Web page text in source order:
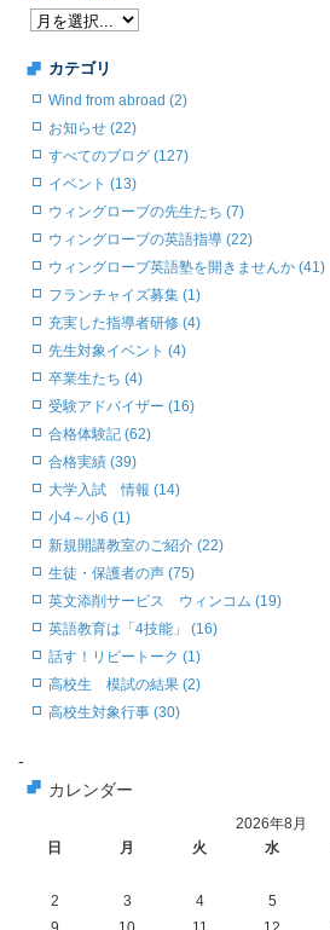
カテゴリ
Wind from abroad (2)
お知らせ (22)
すべてのブログ (127)
イベント (13)
ウィングローブの先生たち (7)
ウィングローブの英語指導 (22)
ウィングローブ英語塾を開きませんか (41)
フランチャイズ募集 (1)
充実した指導者研修 (4)
先生対象イベント (4)
卒業生たち (4)
受験アドバイザー (16)
合格体験記 (62)
合格実績 (39)
大学入試 情報 (14)
小4～小6 (1)
新規開講教室のご紹介 (22)
生徒・保護者の声 (75)
英文添削サービス ウィンコム (19)
英語教育は「4技能」 (16)
話す！リピートーク (1)
高校生 模試の結果 (2)
高校生対象行事 (30)
-
カレンダー
2026年8月
日
月 火 水
2
3 4 5